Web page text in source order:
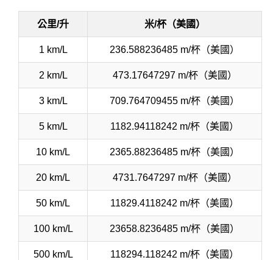
公里/升 米/杯（美國）
1 km/L 236.588236485 m/杯（美國）
2 km/L 473.17647297 m/杯（美國）
3 km/L 709.764709455 m/杯（美國）
5 km/L 1182.94118242 m/杯（美國）
10 km/L 2365.88236485 m/杯（美國）
20 km/L 4731.7647297 m/杯（美國）
50 km/L 11829.4118242 m/杯（美國）
100 km/L 23658.8236485 m/杯（美國）
500 km/L 118294.118242 m/杯（美國）